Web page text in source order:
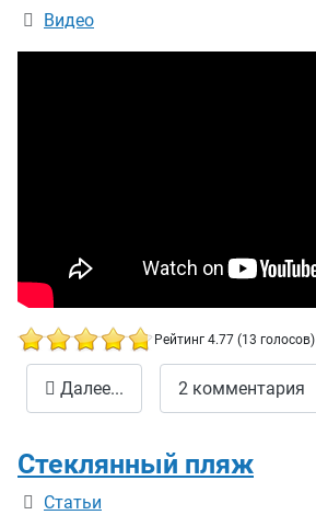
Информация о материале
Видео
Рейтинг 4.77 (13 голосов)
Далее... 2 комментария
Стеклянный пляж
Информация о материале
Статьи